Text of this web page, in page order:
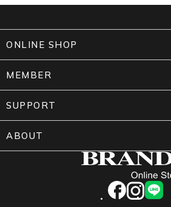
facebookinstagram
LINE
ONLINE SHOP
MEMBER
SUPPORT
ABOUT